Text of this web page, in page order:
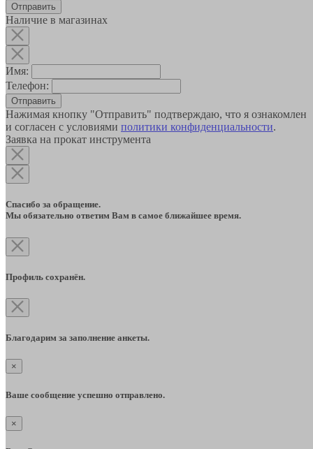
Наличие в магазинах
Имя:
Телефон:
Отправить
Нажимая кнопку "Отправить" подтверждаю, что я ознакомлен
и согласен с условиями политики конфиденциальности.
Заявка на прокат инструмента
Спасибо за обращение.
Мы обязательно ответим Вам в самое ближайшее время.
Профиль сохранён.
Благодарим за заполнение анкеты.
×
Ваше сообщение успешно отправлено.
×